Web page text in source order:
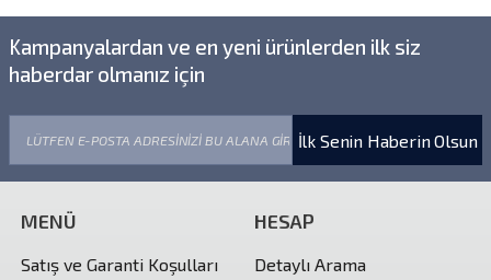
Kampanyalardan ve en yeni ürünlerden ilk siz
haberdar olmanız için
İlk Senin Haberin Olsun
MENÜ
Satış ve Garanti Koşulları
HESAP
Detaylı Arama